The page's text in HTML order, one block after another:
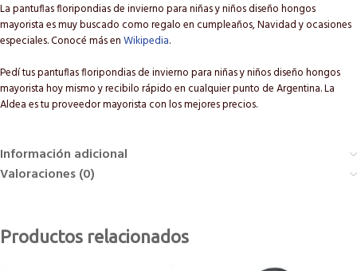
La pantuflas floripondias de invierno para niñas y niños diseño hongos
mayorista es muy buscado como regalo en cumpleaños, Navidad y ocasiones
especiales. Conocé más enWikipedia.
Pedí tus pantuflas floripondias de invierno para niñas y niños diseño hongos
mayorista hoy mismo y recibilo rápido en cualquier punto de Argentina. La
Aldea es tu proveedor mayorista con los mejores precios.
Información adicional
Valoraciones (0)
Productos relacionados